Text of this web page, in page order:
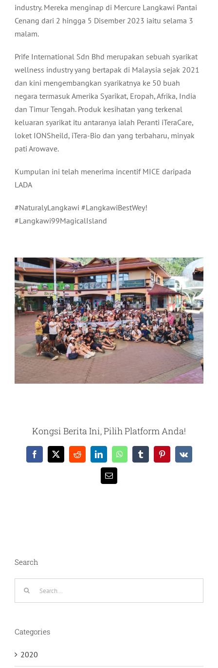
industry. Mereka menginap di Mercure Langkawi Pantai
Cenang dari 2 hingga 5 Disember 2023 iaitu selama 3
malam.
Prife International Sdn Bhd merupakan sebuah syarikat
wellness industry yang bertapak di Malaysia sejak 2021
dan kini mengembangkan syarikatnya ke 50 buah
negara termasuk Amerika Syarikat, Eropah, Afrika, India
dan Timur Tengah. Produk kesihatan yang terkenal
keluaran syarikat itu antaranya ialah Peranti iTeraCare,
loket IONSheild, iTera-Bio dan yang terbaharu, minyak
pati Arowave.
Kumpulan ini telah menerima incentif MICE daripada
LADA
#NaturalyLangkawi #LangkawiBestWey!
#Langkawi99MagicalIsland
Kongsi Berita Ini, Pilih Platform Anda!
Facebook
X RedditLinkedInWhatsAppTumblrPinterest
Vk
Email
Search
Categories
2020